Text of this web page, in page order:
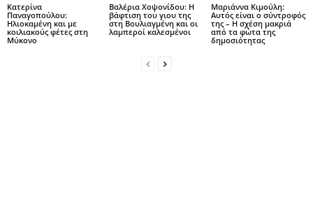
Κατερίνα
Παναγοπούλου:
Ηλιοκαμένη και με
κοιλιακούς φέτες στη
Μύκονο
Βαλέρια Χοψονίδου: Η
βάφτιση του γιου της
στη Βουλιαγμένη και οι
λαμπεροί καλεσμένοι
Μαριάννα Κιμούλη:
Αυτός είναι ο σύντροφός
της – Η σχέση μακριά
από τα φώτα της
δημοσιότητας